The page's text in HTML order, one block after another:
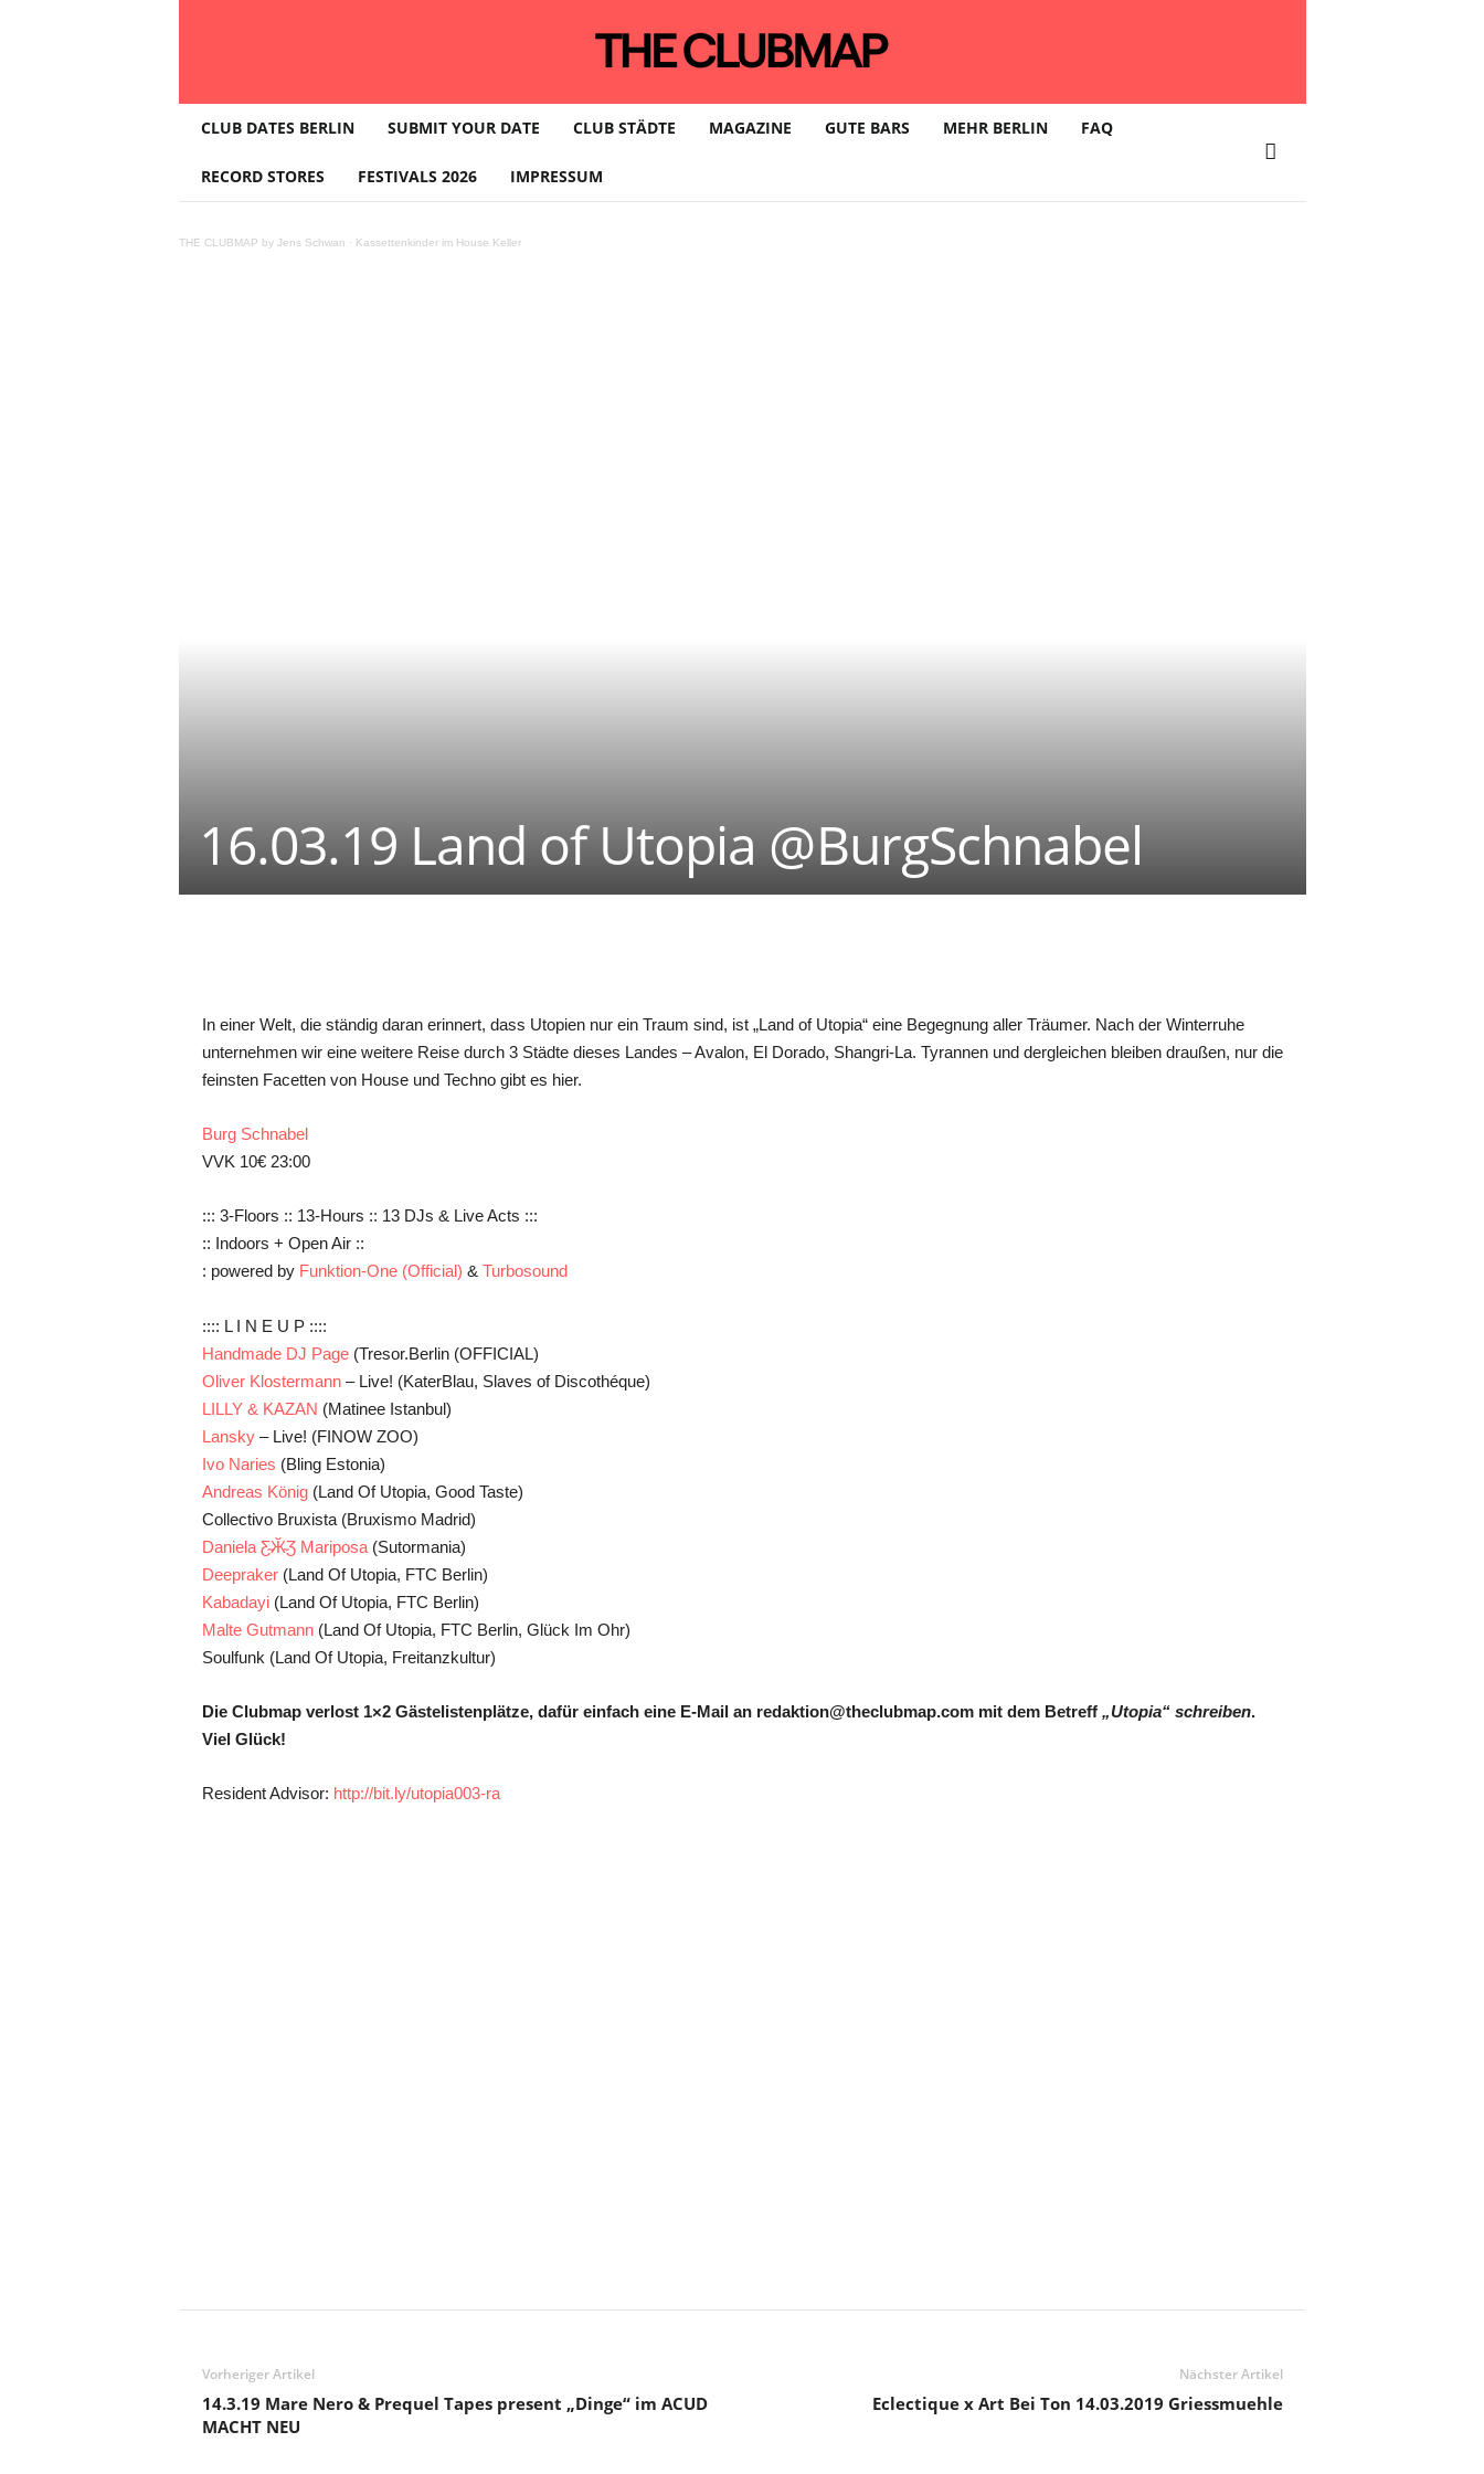
L
B
CLUB DATES BERLIN SUBMIT YOUR DATE CLUB STÄDTE MAGAZINE GUTE BARS MEHR BERLIN FAQ
RECORD STORES FESTIVALS 2026 IMPRESSUM
THE CLUBMAP by Jens Schwan · Kassettenkinder im House Keller
16.03.19 Land of Utopia @BurgSchnabel
In einer Welt, die ständig daran erinnert, dass Utopien nur ein Traum sind, ist „Land of Utopia“ eine Begegnung aller Träumer. Nach der Winterruhe
unternehmen wir eine weitere Reise durch 3 Städte dieses Landes – Avalon, El Dorado, Shangri-La. Tyrannen und dergleichen bleiben draußen, nur die
feinsten Facetten von House und Techno gibt es hier.
Burg Schnabel
VVK 10€ 23:00
::: 3-Floors :: 13-Hours :: 13 DJs & Live Acts :::
:: Indoors + Open Air ::
: powered by Funktion-One (Official) & Turbosound
:::: L I N E U P ::::
Handmade DJ Page(Tresor.Berlin (OFFICIAL)
Oliver Klostermann– Live! (KaterBlau, Slaves of Discothéque)
LILLY & KAZAN (Matinee Istanbul)
Lansky– Live! (FINOW ZOO)
Ivo Naries (Bling Estonia)
Andreas König(Land Of Utopia, Good Taste)
Collectivo Bruxista (Bruxismo Madrid)
Daniela Ƹ̴Ӂ̴Ʒ Mariposa(Sutormania)
Deepraker(Land Of Utopia, FTC Berlin)
Kabadayi(Land Of Utopia, FTC Berlin)
Malte Gutmann(Land Of Utopia, FTC Berlin, Glück Im Ohr)
Soulfunk (Land Of Utopia, Freitanzkultur)
Die Clubmap verlost 1×2 Gästelistenplätze, dafür einfach eine E-Mail an redaktion@theclubmap.com mit dem Betreff „Utopia“ schreiben.
Viel Glück!
Resident Advisor: http://bit.ly/utopia003-ra
Vorheriger Artikel
14.3.19 Mare Nero & Prequel Tapes present „Dinge“ im ACUD
MACHT NEU
Nächster Artikel
Eclectique x Art Bei Ton 14.03.2019 Griessmuehle